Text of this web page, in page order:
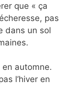
que « ça
pas
dans un sol
automne.
l’hiver en